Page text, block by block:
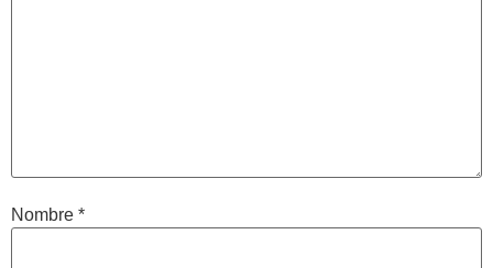
Nombre *